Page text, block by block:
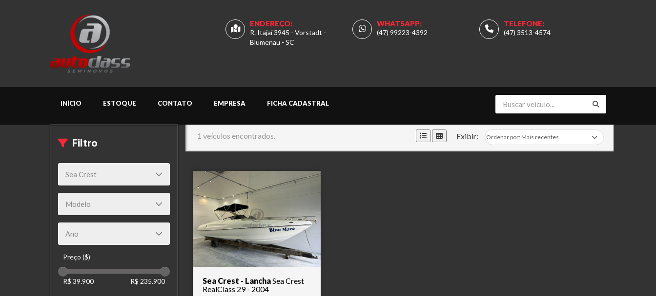
TELEFONE:
(47) 3513-4574
WHATSAPP:
(47) 99223-4392
ENDEREÇO:
R. Itajaí 3945 - Vorstadt -
Blumenau - SC
INÍCIO ESTOQUE CONTATO EMPRESA FICHA CADASTRAL
1 veículos encontrados. Exibir:
Sea Crest - LanchaSea Crest
RealClass 29 - 2004
Filtro
Preço ($)
R$ 39.900 R$ 235.900